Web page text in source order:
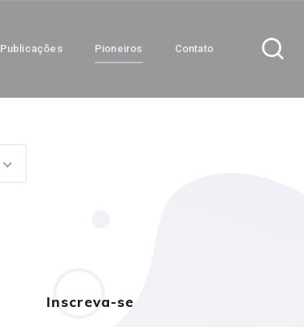
Publicações Pioneiros Contato
Inscreva-se